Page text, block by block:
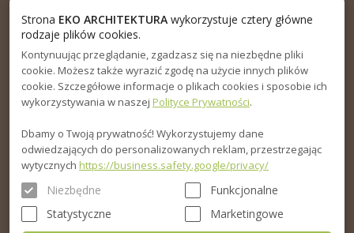
MENU
INFORMACJA
PORADNIK
Strona EKO ARCHITEKTURAwykorzystuje cztery główne
rodzaje plików cookies.
Kontynuując przeglądanie, zgadzasz się na niezbędne pliki
cookie. Możesz także wyrazić zgodę na użycie innych plików
cookie. Szczegółowe informacje o plikach cookies i sposobie ich
wykorzystywania w naszej Polityce Prywatności.
Dbamy o Twoją prywatność! Wykorzystujemy dane
odwiedzających do personalizowanych reklam, przestrzegając
wytycznych https://business.safety.google/privacy/
Niezbędne
Funkcjonalne
Statystyczne
Marketingowe